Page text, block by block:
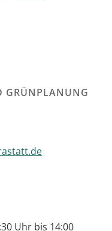
GRÜNPLANUNG
Uhr bis 14:00